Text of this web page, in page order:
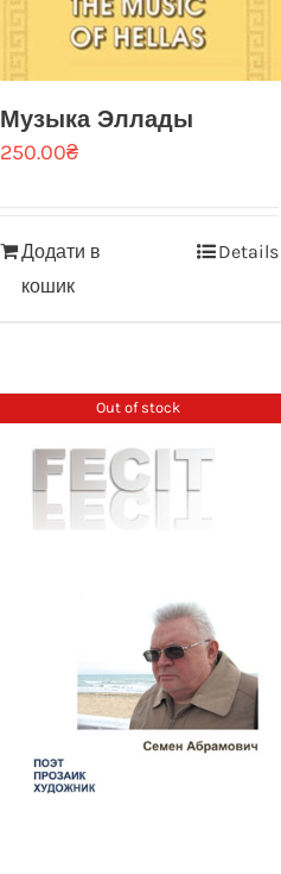
Музыка Эллады
250.00₴
Додати в
кошик
Details
Out of stock